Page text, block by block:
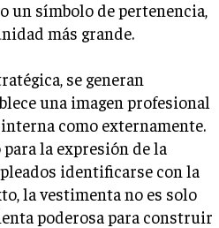
un símbolo de pertenencia,
más grande.
se generan
una imagen profesional
como externamente.
la expresión de la
identificarse con la
la vestimenta no es solo
poderosa para construir